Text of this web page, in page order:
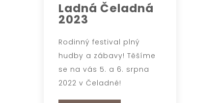
Ladná Čeladná
2023
Rodinný festival plný
hudby a zábavy! Těšíme
se na vás 5. a 6. srpna
2022 v Čeladné!